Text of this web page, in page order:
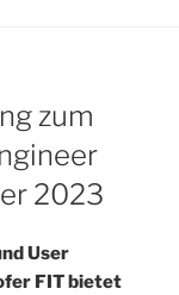
zum
2023
User
FIT bietet